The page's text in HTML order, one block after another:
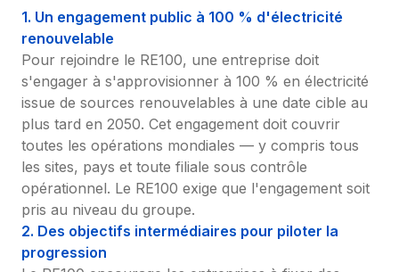
1. Un engagement public à 100 % d'électricité
renouvelable
Pour rejoindre le RE100, une entreprise doit
s'engager à s'approvisionner à 100 % en électricité
issue de sources renouvelables à une date cible au
plus tard en 2050. Cet engagement doit couvrir
toutes les opérations mondiales — y compris tous
les sites, pays et toute filiale sous contrôle
opérationnel. Le RE100 exige que l'engagement soit
pris au niveau du groupe.
2. Des objectifs intermédiaires pour piloter la
progression